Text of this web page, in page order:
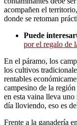
acompañen el
donde se retoman
Puede
por el regalo de
En el páramo, los
los cultivos
rentables
campesino de la
en esta vaina lleva
día lloviendo, eso es
Frente a la ganadería